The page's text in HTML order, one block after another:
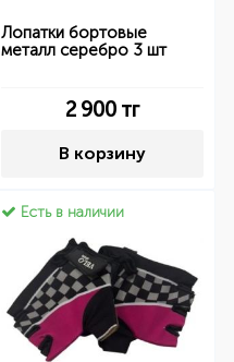
Лопатки бортовые
металл серебро 3 шт
2 900 тг
В корзину
Есть в наличии